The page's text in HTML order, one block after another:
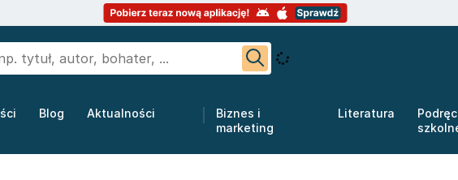
Blog Aktualności
Biznes i
marketing
Literatura